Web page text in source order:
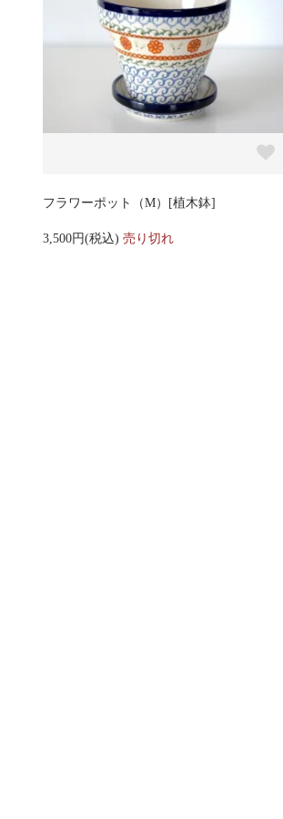
フラワーポット（M）[植木鉢]
3,500円(税込) 売り切れ